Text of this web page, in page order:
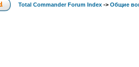
Total Commander Forum Index -> Общие